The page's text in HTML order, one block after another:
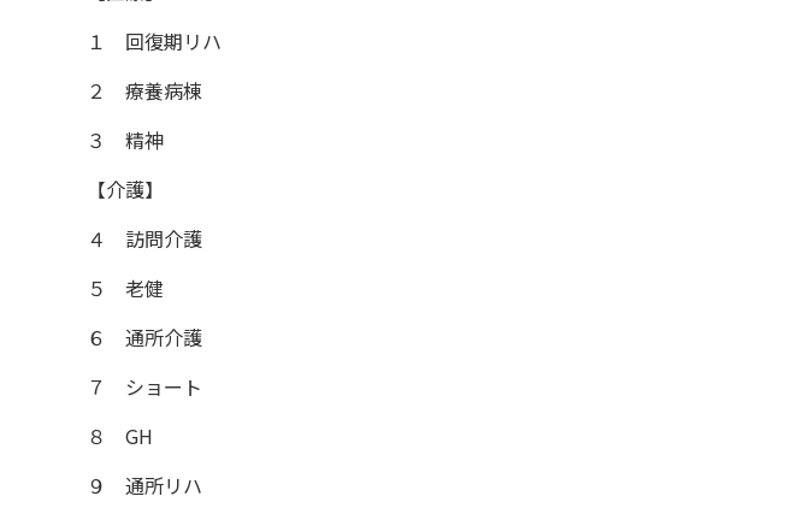
１ 回復期リハ
２ 療養病棟
３ 精神
【介護】
４ 訪問介護
５ 老健
６ 通所介護
７ ショート
８ GH
９ 通所リハ